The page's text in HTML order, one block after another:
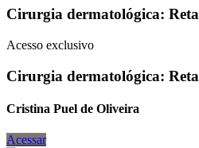
Cirurgia dermatológica:
Acesso exclusivo
Cirurgia dermatológica:
Cristina Puel de Oliveira
Acessar